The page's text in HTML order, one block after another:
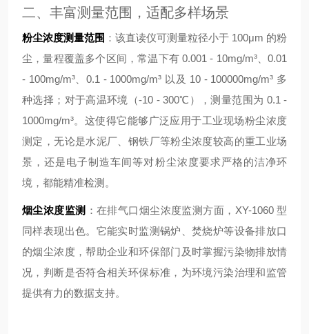
二、丰富测量范围，适配多样场景
粉尘浓度测量范围 ：该直读仪可测量粒径小于 100μm 的粉
尘，量程覆盖多个区间，常温下有 0.001 - 10mg/m³、0.01
- 100mg/m³、0.1 - 1000mg/m³ 以及 10 - 100000mg/m³ 多
种选择；对于高温环境（-10 - 300℃），测量范围为 0.1 -
1000mg/m³。这使得它能够广泛应用于工业现场粉尘浓度
测定，无论是水泥厂、钢铁厂等粉尘浓度较高的重工业场
景，还是电子制造车间等对粉尘浓度要求严格的洁净环
境，都能精准检测。
烟尘浓度监测 ：在排气口烟尘浓度监测方面，XY-1060 型
同样表现出色。它能实时监测锅炉、焚烧炉等设备排放口
的烟尘浓度，帮助企业和环保部门及时掌握污染物排放情
况，判断是否符合相关环保标准，为环境污染治理和监管
提供有力的数据支持。